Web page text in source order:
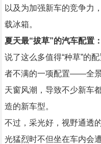
以及为加强新车的竞争力
载冰箱。
夏天最“拔草”的汽车配置
说了这么多值得“种草”的
者不满的一项配置——全
天窗风潮，导致不少新车
造的新车型。
不过，采光好，视野通透
光猛烈时不但坐在车内会